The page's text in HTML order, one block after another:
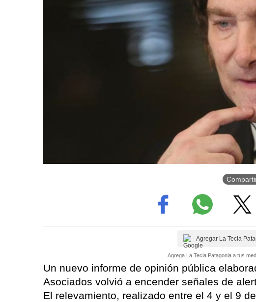
Agregar La Tecla
Agrega La Tecla Patagonia a tus
Un nuevo informe de opinión pública
Asociados volvió a encender señales de
El relevamiento, realizado entre el 4 y el 9